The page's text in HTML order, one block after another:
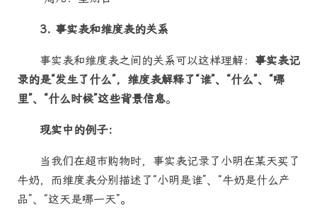
3. 事实表和维度表的关系
事实表和维度表之间的关系可以这样理解： 事实表记
录的是“发生了什么”，维度表解释了“谁”、“什么”、“哪
里”、“什么时候”这些背景信息。
现实中的例子：
当我们在超市购物时，事实表记录了小明在某天买了
牛奶，而维度表分别描述了“小明是谁”、“牛奶是什么产
品”、“这天是哪一天”。